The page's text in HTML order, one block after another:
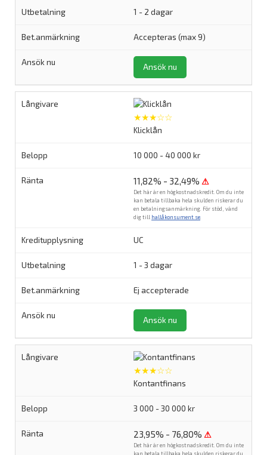
1 - 2 dagar
Accepteras (max 9)
Ansök nu
★★★☆☆
Klicklån
10 000 - 40 000 kr
11,82% - 32,49% ⚠
Det här är en högkostnadskredit. Om du inte
kan betala tillbaka hela skulden riskerar du
en betalningsanmärkning. För stöd, vänd
dig till hallåkonsument.se
UC
1 - 3 dagar
Ej accepterade
Ansök nu
★★★☆☆
Kontantfinans
3 000 - 30 000 kr
23,95% - 76,80% ⚠
Det här är en högkostnadskredit. Om du inte
kan betala tillbaka hela skulden riskerar du